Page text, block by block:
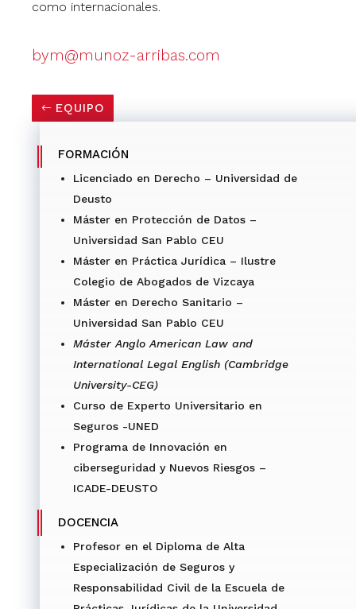
como internacionales.
bym@munoz-arribas.com
EQUIPO
FORMACIÓN
Licenciado en Derecho – Universidad de
Deusto
Máster en Protección de Datos –
Universidad San Pablo CEU
Máster en Práctica Jurídica – Ilustre
Colegio de Abogados de Vizcaya
Máster en Derecho Sanitario –
Universidad San Pablo CEU
Máster Anglo American Law and
International Legal English (Cambridge
University-CEG)
Curso de Experto Universitario en
Seguros -UNED
Programa de Innovación en
ciberseguridad y Nuevos Riesgos –
ICADE-DEUSTO
DOCENCIA
Profesor en el Diploma de Alta
Especialización de Seguros y
Responsabilidad Civil de la Escuela de